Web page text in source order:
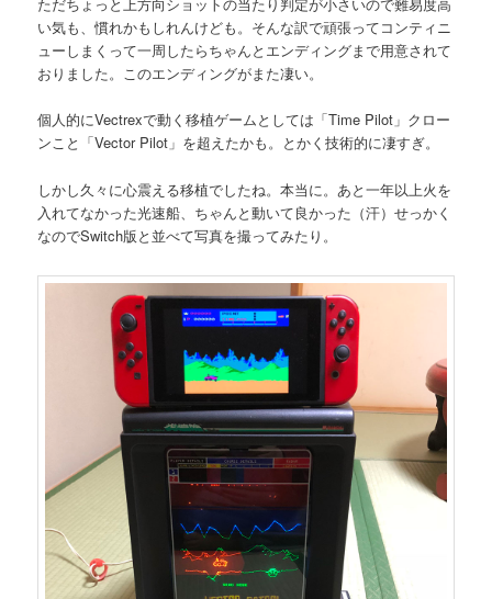
い気も、慣れかもしれんけども。そんな訳で頑張ってコンティニ
ューしまくって一周したらちゃんとエンディングまで用意されて
おりました。このエンディングがまた凄い。
個人的にVectrexで動く移植ゲームとしては「Time Pilot」クロー
ンこと「Vector Pilot」を超えたかも。とかく技術的に凄すぎ。
しかし久々に心震える移植でしたね。本当に。あと一年以上火を
入れてなかった光速船、ちゃんと動いて良かった（汗）せっかく
なのでSwitch版と並べて写真を撮ってみたり。